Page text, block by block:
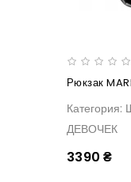
ДЕВОЧЕК
3390 ₴